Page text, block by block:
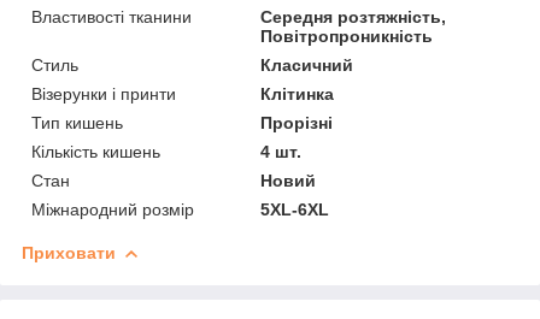
Властивості тканини
Середня розтяжність,
Повітропроникність
Стиль
Класичний
Візерунки і принти
Клітинка
Тип кишень
Прорізні
Кількість кишень
4 шт.
Стан
Новий
Міжнародний розмір
5XL-6XL
Приховати